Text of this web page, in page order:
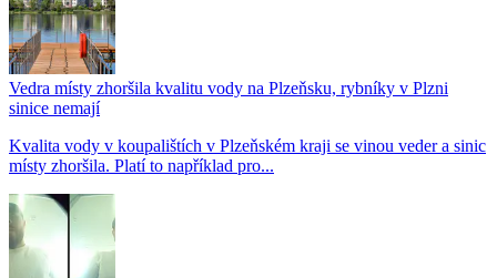
Vedra místy zhoršila kvalitu vody na Plzeňsku, rybníky v Plzni
sinice nemají
Kvalita vody v koupalištích v Plzeňském kraji se vinou veder a sinic
místy zhoršila. Platí to například pro...